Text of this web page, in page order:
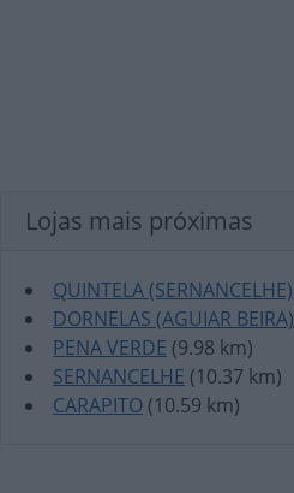
Lojas mais próximas
QUINTELA (SERNANCELHE)
DORNELAS (AGUIAR BEIRA)
PENA VERDE (9.98 km)
SERNANCELHE (10.37 km)
CARAPITO (10.59 km)